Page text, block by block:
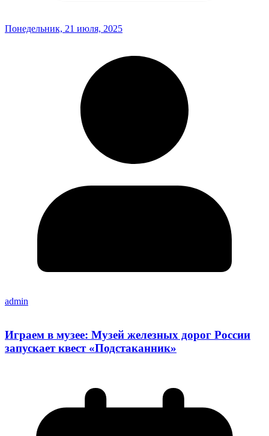
Понедельник, 21 июля, 2025
admin
Играем в музее: Музей железных дорог России
запускает квест «Подстаканник»